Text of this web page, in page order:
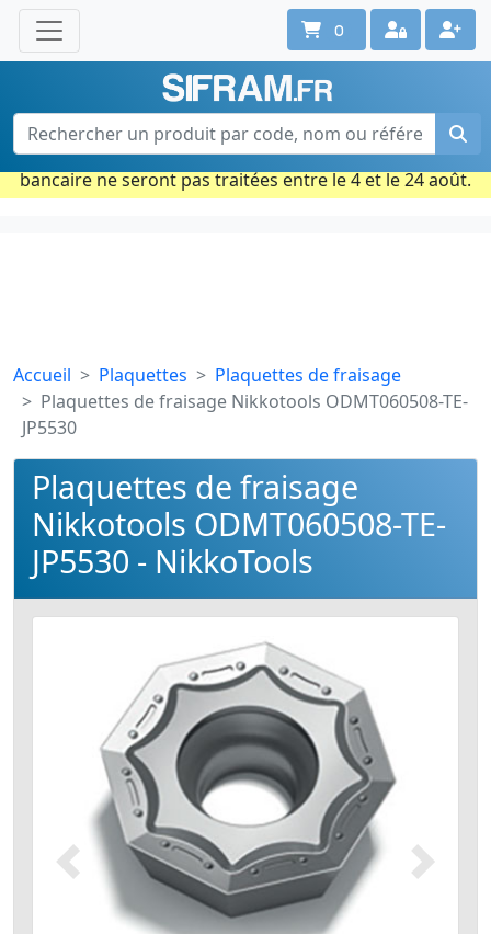
Une question ? Un conseil ?
Contactez-nous au 02 40 92 17 71
Ouvert du lun. au vend. de 08h à 18h
Période estivale : Les commandes prises par carte
bancaire ne seront pas traitées entre le 4 et le 24 août.
0
Accueil Plaquettes
Plaquettes de fraisage
Plaquettes de fraisage Nikkotools ODMT060508-TE-
JP5530
Plaquettes de fraisage
Nikkotools ODMT060508-TE-
JP5530 - NikkoTools
Précédent Suivant